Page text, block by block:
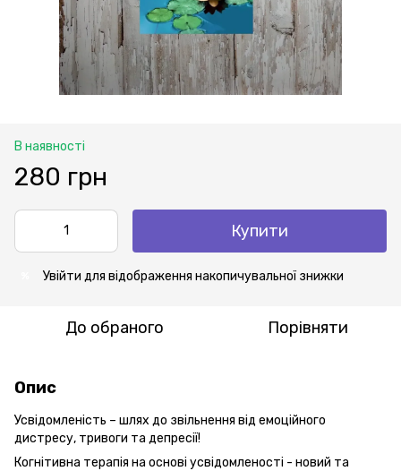
В наявності
280 грн
Купити
Увійти для відображення накопичувальної знижки
До обраного Порівняти
Опис
Усвідомленість – шлях до звільнення від емоційного
дистресу, тривоги та депресії!
Когнітивна терапія на основі усвідомленості - новий та